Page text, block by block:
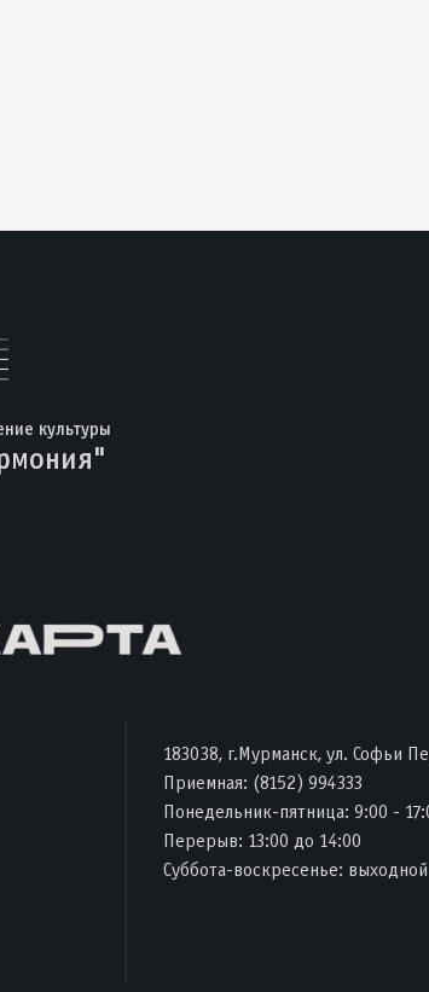
культуры
183038, г.Мурманск, ул. Софьи
Приемная: (8152) 994333
Понедельник-пятница: 9:00 -
Перерыв: 13:00 до 14:00
Суббота-воскресенье: выходной